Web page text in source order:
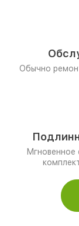
Обычно